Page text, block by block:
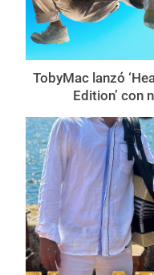
TobyMac lanzó
Edition’ con